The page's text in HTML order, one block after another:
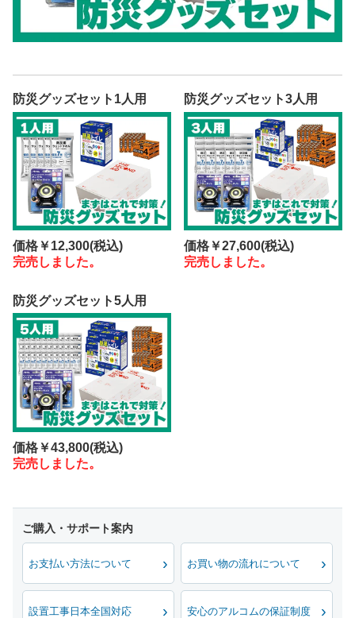
防災グッズセット1人用
価格￥12,300(税込)
完売しました。
防災グッズセット3人用
価格￥27,600(税込)
完売しました。
防災グッズセット5人用
価格￥43,800(税込)
完売しました。
お支払い方法について お買い物の流れについて
設置工事日本全国対応 安心のアルコムの保証制度